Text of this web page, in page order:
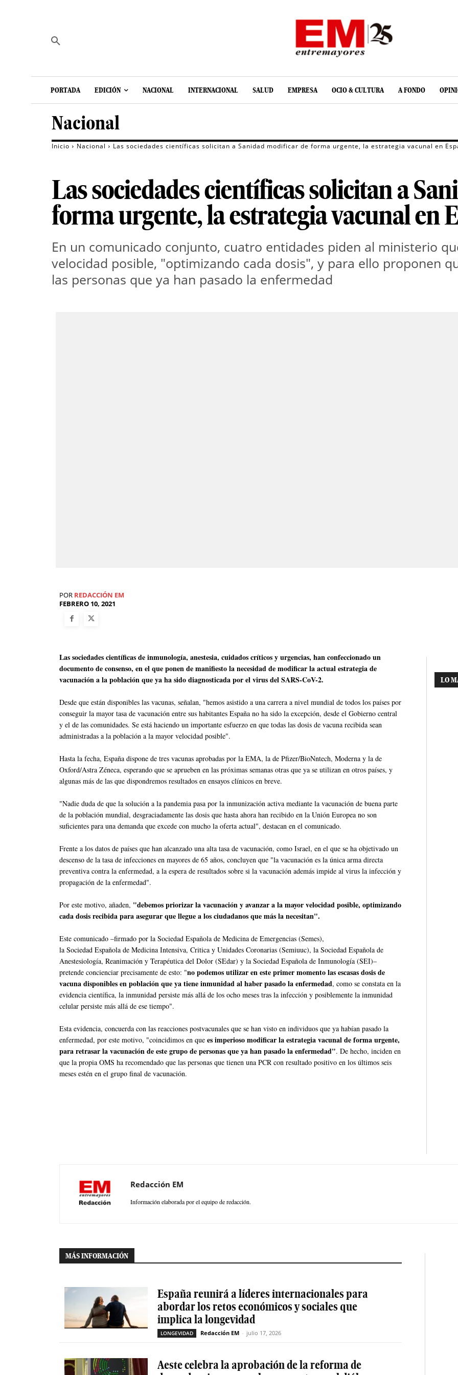
PORTADA EDICIÓN NACIONAL INTERNACIONAL SALUD EMPRESA OCIO & CULTURA A FONDO
Nacional
Inicio Nacional Las sociedades científicas solicitan a Sanidad modificar de forma urgente, la estrategia vacunal en
Las sociedades científicas solicitan a
forma urgente, la estrategia vacunal en
En un comunicado conjunto, cuatro entidades piden al ministerio
velocidad posible, "optimizando cada dosis", y para ello proponen
las personas que ya han pasado la enfermedad
POR REDACCIÓN EM
FEBRERO 10, 2021
Las sociedades científicas de inmunología, anestesia, cuidados críticos y urgencias, han confeccionado un
documento de consenso, en el que ponen de manifiesto la necesidad de modificar la actual estrategia de
vacunación a la población que ya ha sido diagnosticada por el virus del SARS-CoV-2.
Desde que están disponibles las vacunas, señalan, "hemos asistido a una carrera a nivel mundial de todos los países por
conseguir la mayor tasa de vacunación entre sus habitantes España no ha sido la excepción, desde el Gobierno central
y el de las comunidades. Se está haciendo un importante esfuerzo en que todas las dosis de vacuna recibida sean
administradas a la población a la mayor velocidad posible".
Hasta la fecha, España dispone de tres vacunas aprobadas por la EMA, la de Pfizer/BioNntech, Moderna y la de
Oxford/Astra Zéneca, esperando que se aprueben en las próximas semanas otras que ya se utilizan en otros países, y
algunas más de las que dispondremos resultados en ensayos clínicos en breve.
"Nadie duda de que la solución a la pandemia pasa por la inmunización activa mediante la vacunación de buena parte
de la población mundial, desgraciadamente las dosis que hasta ahora han recibido en la Unión Europea no son
suficientes para una demanda que excede con mucho la oferta actual", destacan en el comunicado.
Frente a los datos de países que han alcanzado una alta tasa de vacunación, como Israel, en el que se ha objetivado un
descenso de la tasa de infecciones en mayores de 65 años, concluyen que "la vacunación es la única arma directa
preventiva contra la enfermedad, a la espera de resultados sobre si la vacunación además impide al virus la infección y
propagación de la enfermedad".
Por este motivo, añaden, "debemos priorizar la vacunación y avanzar a la mayor velocidad posible, optimizando
cada dosis recibida para asegurar que llegue a los ciudadanos que más la necesitan".
Este comunicado –firmado por la Sociedad Española de Medicina de Emergencias (Semes),
la Sociedad Española de Medicina Intensiva, Critica y Unidades Coronarias (Semiuuc), la Sociedad Española de
Anestesiología, Reanimación y Terapéutica del Dolor (SEdar) y la Sociedad Española de Inmunología (SEI)–
pretende concienciar precisamente de esto: "no podemos utilizar en este primer momento las escasas dosis de
vacuna disponibles en población que ya tiene inmunidad al haber pasado la enfermedad, como se constata en la
evidencia científica, la inmunidad persiste más allá de los ocho meses tras la infección y posiblemente la inmunidad
celular persiste más allá de ese tiempo".
Esta evidencia, concuerda con las reacciones postvacunales que se han visto en individuos que ya habían pasado la
enfermedad, por este motivo, "coincidimos en que es imperioso modificar la estrategia vacunal de forma urgente,
para retrasar la vacunación de este grupo de personas que ya han pasado la enfermedad". De hecho, inciden en
que la propia OMS ha recomendado que las personas que tienen una PCR con resultado positivo en los últimos seis
meses estén en el grupo final de vacunación.
LO
Redacción EM
Información elaborada por el equipo de redacción.
MÁS INFORMACIÓN
España reunirá a líderes internacionales para
abordar los retos económicos y sociales que
implica la longevidad
LONGEVIDAD Redacción EM - julio 17, 2026
Aeste celebra la aprobación de la reforma de